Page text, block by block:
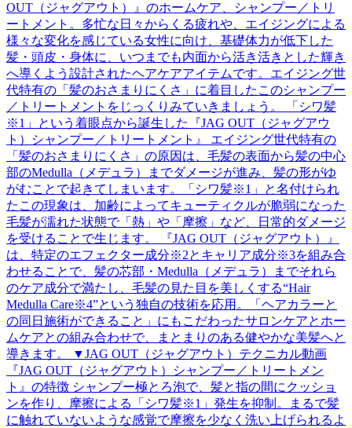
OUT（ジャグアウト）』のホームケア、シャンプー／トリ
ートメント。多忙な日々からくる疲れや、エイジングによる
様々な変化を感じている女性に向け、基礎体力が低下した
髪・頭皮・身体に、いつまでも内面から活き活きとした輝き
へ導くよう設計されたヘアケアアイテムです。エイジング世
代特有の「髪のおさまりにくさ」に着目したこのシャンプー
／トリートメントをじっくりみていきましょう。 「シワ髪
※1」という着眼点から誕生した『JAG OUT（ジャグアウ
ト）シャンプー／トリートメント』 エイジング世代特有の
「髪のおさまりにくさ」の原因は、毛髪の表面から髪の中心
部のMedulla（メデュラ）までダメージが進み、髪の形がゆ
がむことで起きてしまいます。「シワ髪※1」と名付けられ
たこの現象は、加齢によってキューティクルが脆弱になった
毛髪が濡れた状態で「熱」や「摩擦」など、日常的ダメージ
を受けることで生じます。 『JAG OUT（ジャグアウト）』
は、特定のエフェクター成分※2とキャリア成分※3を組み合
わせることで、髪の芯部・Medulla（メデュラ）までそれら
のケア成分で満たし、毛髪の見た目を美しくする“Hair
Medulla Care※4”という独自の技術を応用。「ヘアカラーと
の同日施術ができること」にもこだわったサロンケアとホー
ムケアとの組み合わせで、まとまりのある健やかな美髪へと
導きます。 ▼JAG OUT（ジャグアウト）テクニカル動画
『JAG OUT（ジャグアウト）シャンプー／トリートメン
ト』の特徴 シャンプー極とろ泡で、髪と指の間にクッショ
ンを作り、摩擦による「シワ髪※1」発生を抑制。まるで髪
に触れていないような感覚で摩擦を少なく洗い上げられるよ